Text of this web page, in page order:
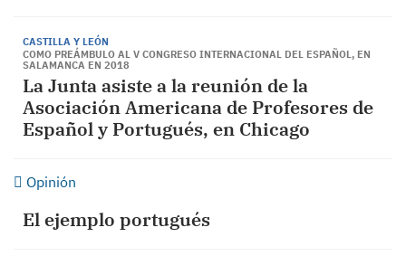
CASTILLA Y LEÓN
COMO PREÁMBULO AL V CONGRESO INTERNACIONAL DEL ESPAÑOL, EN
SALAMANCA EN 2018
La Junta asiste a la reunión de la
Asociación Americana de Profesores de
Español y Portugués, en Chicago
Opinión
El ejemplo portugués